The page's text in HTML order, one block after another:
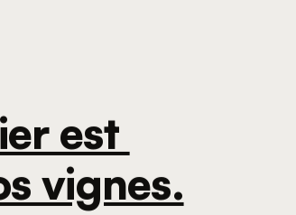
est
vignes.